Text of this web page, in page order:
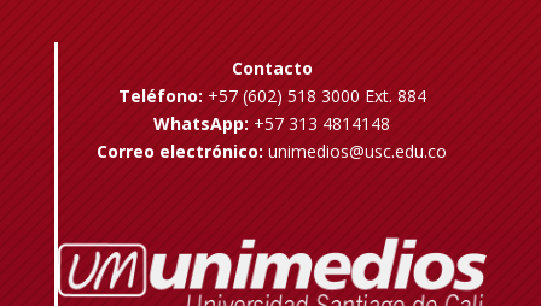
Contacto
Teléfono: +57 (602) 518 3000 Ext. 884
WhatsApp: +57 313 4814148
Correo electrónico: unimedios@usc.edu.co